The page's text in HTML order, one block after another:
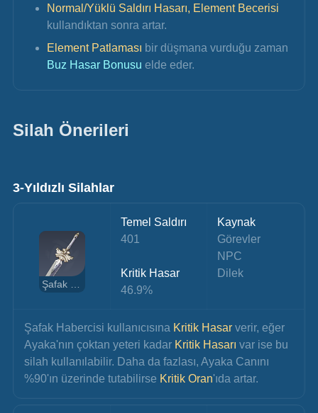
Normal/Yüklü Saldırı Hasarı, Element Becerisi
kullandıktan sonra artar.
Element Patlaması bir düşmana vurduğu zaman
Buz Hasar Bonusu elde eder.
Silah Önerileri
3-Yıldızlı Silahlar
Temel Saldırı
401
Kritik Hasar
46.9%
Kaynak
Görevler
NPC
Dilek
Şafak Habercisi kullanıcısına Kritik Hasar verir, eğer
Ayaka'nın çoktan yeteri kadar Kritik Hasarı var ise bu
silah kullanılabilir. Daha da fazlası, Ayaka Canını
%90'ın üzerinde tutabilirse Kritik Oran'ıda artar.